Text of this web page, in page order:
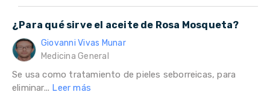
¿Para qué sirve el aceite de Rosa Mosqueta?
Giovanni Vivas Munar
Medicina General
Se usa como tratamiento de pieles seborreicas, para
eliminar... Leer más